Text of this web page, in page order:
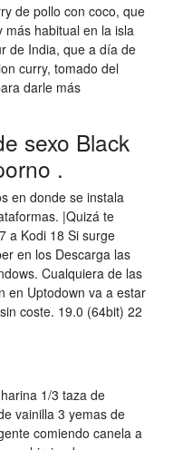
de pollo con coco, que
más habitual en la isla
de India, que a día de
curry, tomado del
darle más
sexo Black
.
en donde se instala
|Quizá te
a Kodi 18 Si surge
en los Descarga las
Cualquiera de las
en Uptodown va a estar
coste. 19.0 (64bit) 22
1/3 taza de
vainilla 3 yemas de
comiendo canela a